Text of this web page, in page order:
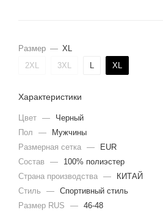
Размер — XL
2XL
3XL L XL
Характеристики
Цвет —
Черный
Пол
—
Мужчины
Размерная сетка —
EUR
Состав
—
100% полиэстер
Страна производства —
КИТАЙ
Стиль
— Спортивный стиль
Размер RUS
— 46-48